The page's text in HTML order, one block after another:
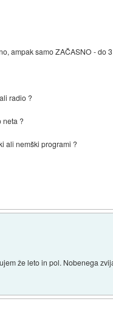
ampak samo ZAČASNO - do
radio ?
neta ?
ali nemški programi ?
že leto in pol. Nobenega